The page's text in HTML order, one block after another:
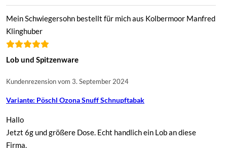
Mein Schwiegersohn bestellt für mich aus Kolbermoor Manfred
Klinghuber
Lob und Spitzenware
Kundenrezension vom 3. September 2024
Variante: Pöschl Ozona Snuff Schnupftabak
Hallo
Jetzt 6g und größere Dose. Echt handlich ein Lob an diese
Firma.